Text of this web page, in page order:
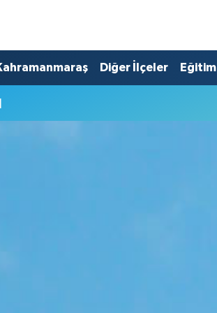
Diğer İlçeler Eğitim